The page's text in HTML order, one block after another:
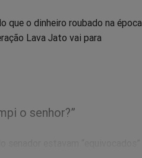
que o dinheiro roubado na época
Lava Jato vai para
o senhor?”